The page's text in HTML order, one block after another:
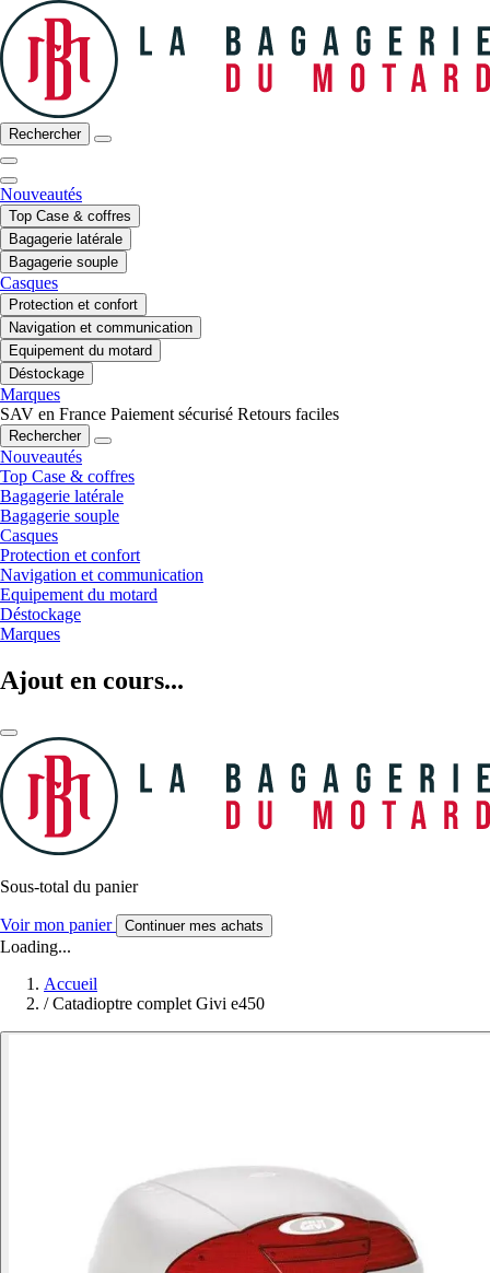
Rechercher
Nouveautés
Top Case & coffres
Bagagerie latérale
Bagagerie souple
Casques
Protection et confort
Navigation et communication
Equipement du motard
Déstockage
Marques
SAV en France Paiement sécurisé Retours faciles
Rechercher
Nouveautés
Top Case & coffres
Bagagerie latérale
Bagagerie souple
Casques
Protection et confort
Navigation et communication
Equipement du motard
Déstockage
Marques
Ajout en cours...
Sous-total du panier
Voir mon panier Continuer mes achats
Loading...
Accueil
/ Catadioptre complet Givi e450